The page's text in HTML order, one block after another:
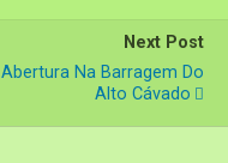
Next Post
Abertura Na Barragem Do
Alto Cávado